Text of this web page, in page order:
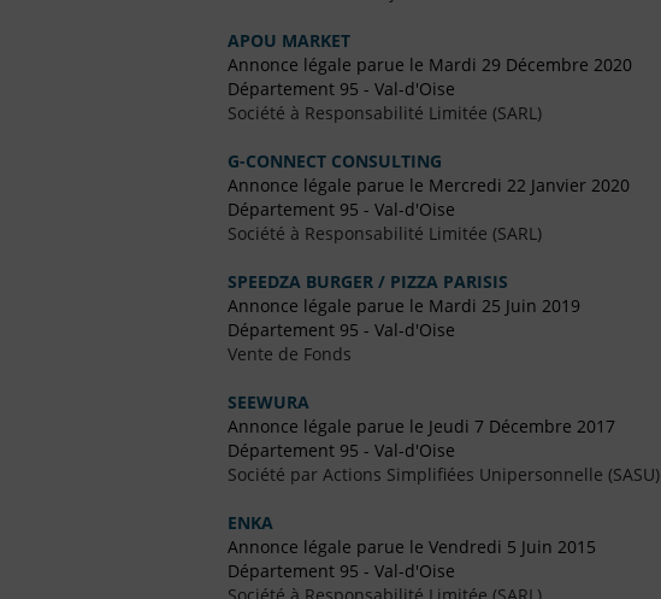
APOU MARKET
Annonce légale parue le Mardi 29 Décembre 2020
Département 95 - Val-d'Oise
Société à Responsabilité Limitée (SARL)
G-CONNECT CONSULTING
Annonce légale parue le Mercredi 22 Janvier 2020
Département 95 - Val-d'Oise
Société à Responsabilité Limitée (SARL)
SPEEDZA BURGER / PIZZA PARISIS
Annonce légale parue le Mardi 25 Juin 2019
Département 95 - Val-d'Oise
Vente de Fonds
SEEWURA
Annonce légale parue le Jeudi 7 Décembre 2017
Département 95 - Val-d'Oise
Société par Actions Simplifiées Unipersonnelle (SASU)
ENKA
Annonce légale parue le Vendredi 5 Juin 2015
Département 95 - Val-d'Oise